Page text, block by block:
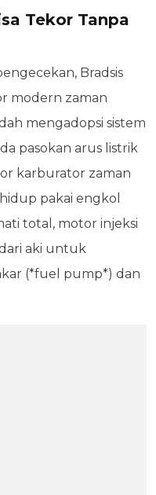
Tekor Tanpa
Bradsis
modern zaman
mengadopsi sistem
pasokan arus listrik
karburator zaman
pakai engkol
total, motor injeksi
aki untuk
(*fuel pump*) dan